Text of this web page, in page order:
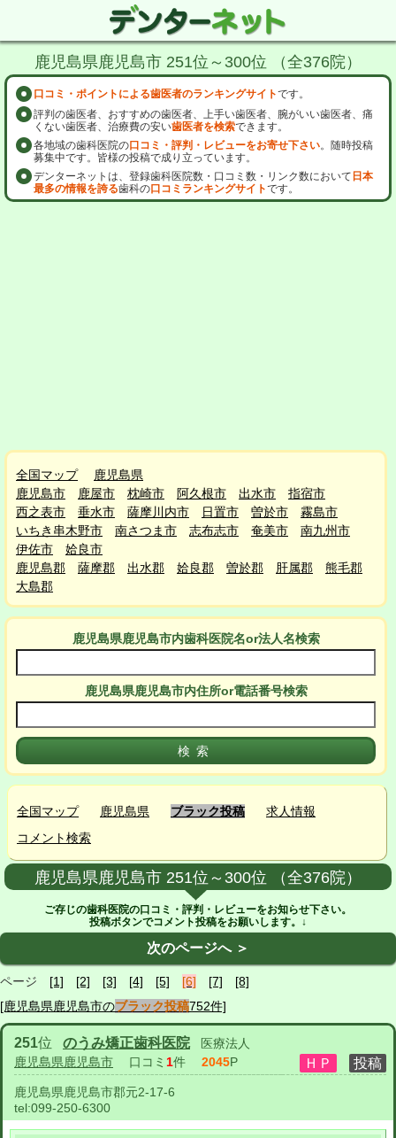
鹿児島県鹿児島市 251位～300位 （全376院）
口コミ・ポイントによる歯医者のランキングサイトです。
評判の歯医者、おすすめの歯医者、上手い歯医者、腕がいい歯医者、痛
くない歯医者、治療費の安い歯医者を検索できます。
各地域の歯科医院の口コミ・評判・レビューをお寄せ下さい。随時投稿
募集中です。皆様の投稿で成り立っています。
デンターネットは、登録歯科医院数・口コミ数・リンク数において 日本
最多の情報を誇る歯科の口コミランキングサイトです。
全国マップ
鹿児島県
鹿児島市
鹿屋市 枕崎市 阿久根市 出水市
指宿市
西之表市
垂水市 薩摩川内市 日置市 曽於市
霧島市
いちき串木野市
南さつま市 志布志市 奄美市
南九州市
伊佐市
姶良市
鹿児島郡
薩摩郡 出水郡 姶良郡 曽於郡 肝属郡
熊毛郡
大島郡
鹿児島県鹿児島市内歯科医院名or法人名検索
鹿児島県鹿児島市内住所or電話番号検索
全国マップ 鹿児島県 ブラック投稿
求人情報
コメント検索
鹿児島県鹿児島市 251位～300位 （全376院）
ご存じの歯科医院の口コミ・評判・レビューをお知らせ下さい。
投稿ボタンでコメント投稿をお願いします。↓
次のページへ ＞
ページ [1] [2] [3] [4] [5] [6] [7]
[8]
[鹿児島県鹿児島市のブラック投稿752件]
251位 のうみ矯正歯科医院
医療法人
鹿児島県鹿児島市 口コミ 1件 2045P
鹿児島県鹿児島市郡元2-17-6
tel:099-250-6300